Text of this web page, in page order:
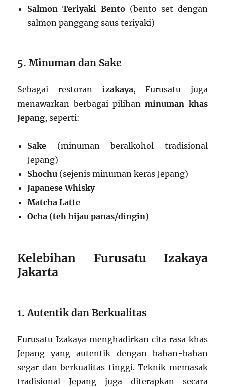
Salmon Teriyaki Bento (bento set dengan
salmon panggang saus teriyaki)
5. Minuman dan Sake
Sebagai restoran izakaya, Furusatu juga
menawarkan berbagai pilihanminuman khas
Jepang, seperti:
Sake (minuman beralkohol tradisional
Jepang)
Shochu (sejenis minuman keras Jepang)
Japanese Whisky
Matcha Latte
Ocha (teh hijau panas/dingin)
Kelebihan Furusatu Izakaya
Jakarta
1. Autentik dan Berkualitas
Furusatu Izakaya menghadirkan cita rasa khas
Jepang yang autentik dengan bahan-bahan
segar dan berkualitas tinggi. Teknik memasak
tradisional Jepang juga diterapkan secara